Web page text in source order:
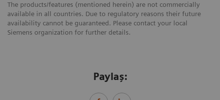
The products/features (mentioned herein) are not commercially
available in all countries. Due to regulatory reasons their future
availability cannot be guaranteed. Please contact your local
Siemens organization for further details.
Paylaş: